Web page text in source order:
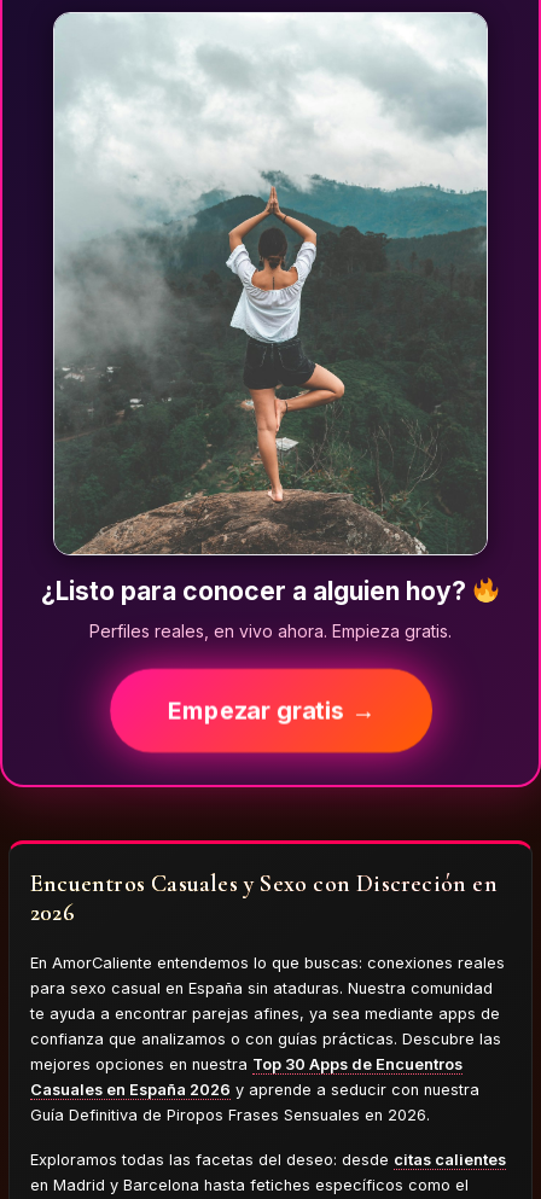
¿Listo para conocer a alguien hoy?
Perfiles reales, en vivo ahora. Empieza gratis.
Empezar gratis →
Encuentros Casuales y Sexo con Discreción en
2026
En AmorCaliente entendemos lo que buscas: conexiones reales
para sexo casual en España sin ataduras. Nuestra comunidad
te ayuda a encontrar parejas afines, ya sea mediante apps de
confianza que analizamos o con guías prácticas. Descubre las
mejores opciones en nuestra Top 30 Apps de Encuentros
Casuales en España 2026 y aprende a seducir con nuestra
Guía Definitiva de Piropos Frases Sensuales en 2026.
Exploramos todas las facetas del deseo: desde citas calientes
en Madrid y Barcelona hasta fetiches específicos como el